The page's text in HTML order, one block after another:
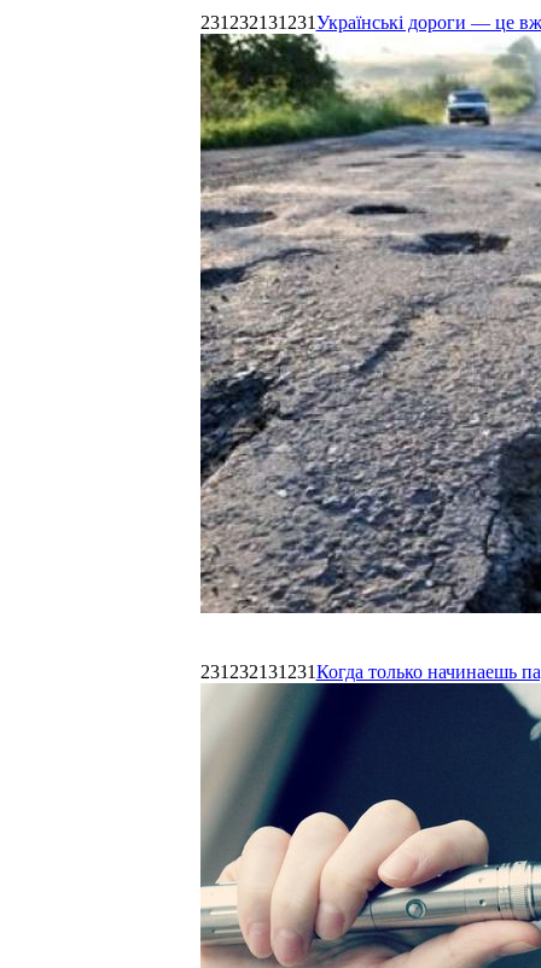
231232131231Українські дороги — це
231232131231Когда только начинаешь